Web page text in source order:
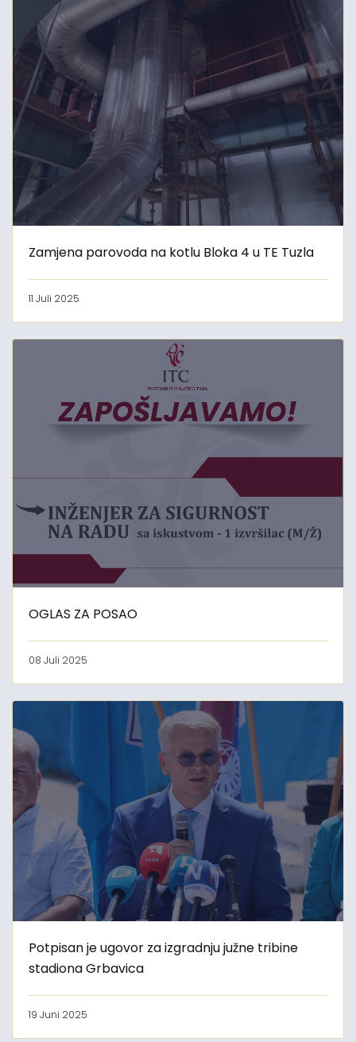
Zamjena parovoda na kotlu Bloka 4 u TE Tuzla
11 Juli 2025
OGLAS ZA POSAO
08 Juli 2025
Potpisan je ugovor za izgradnju južne tribine
stadiona Grbavica
19 Juni 2025